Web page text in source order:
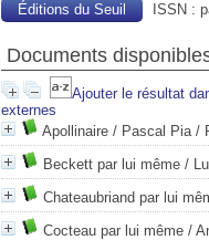
Éditions du Seuil
ISSN :
Documents
Ajouter le résultat
externes
Apollinaire / Pascal Pia/
Beckett par lui même /
Chateaubriand par lui
Cocteau par lui même /